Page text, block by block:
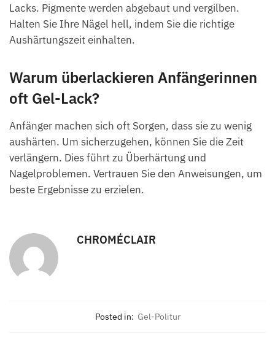
Lacks. Pigmente werden abgebaut und vergilben.
Halten Sie Ihre Nägel hell, indem Sie die richtige
Aushärtungszeit einhalten.
Warum überlackieren Anfängerinnen
oft Gel-Lack?
Anfänger machen sich oft Sorgen, dass sie zu wenig
aushärten. Um sicherzugehen, können Sie die Zeit
verlängern. Dies führt zu Überhärtung und
Nagelproblemen. Vertrauen Sie den Anweisungen, um
beste Ergebnisse zu erzielen.
CHROMÉCLAIR
Posted in: Gel-Politur